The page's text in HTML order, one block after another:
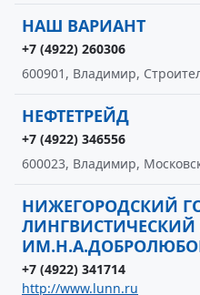
НАШ ВАРИАНТ
+7 (4922) 260306
600901, Владимир,
НЕФТЕТРЕЙД
+7 (4922) 346556
600023, Владимир,
НИЖЕГОРОДСКИЙ
ЛИНГВИСТИЧЕСКИЙ
+7 (4922) 341714
http://www.lunn.ru